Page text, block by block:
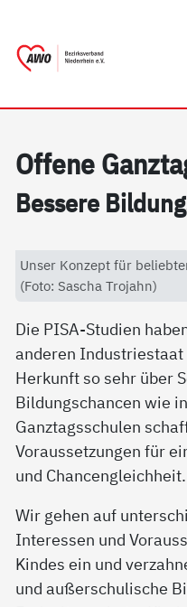
Of­fe­ne
Bes­se­re
Unser Konzept für
(Foto: Sascha Trojahn)
Die PISA-Studien
anderen
Herkunft so sehr über
Bildungschancen wie
Ganztagsschulen
Voraussetzungen für
und Chancengleichheit.
Wir gehen auf
Interessen und
Kindes ein und
und außerschulische